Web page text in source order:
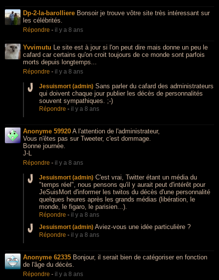
Dp-2-la-barolliere Bonsoir je trouve vôtre site très intéressant sur
les célébrités.
Répondre - il y a 8 ans
Yvvimutu Le site est à jour si l'on peut dire mais donne un peu le
cafard car certains qu'on croit toujours de ce monde sont parfois
morts depuis longtemps...
Répondre - il y a 8 ans
Jesuismort (admin) Sans parler du cafard des administrateurs
qui doivent chaque jour publier les décès de personnalités
souvent sympathiques. ;-)
Répondre - il y a 8 ans
Anonyme 59920 A l'attention de l'administrateur,
Vous n'êtes pas sur Tweeter, c'est dommage.
Bonne journée.
J-L
Répondre - il y a 8 ans
Jesuismort (admin) C'est vrai, Twitter étant un média du
"temps réel", nous pensons qu'il y aurait peut d'intérêt pour
JeSuisMort d'informer les twitos du décès d'une personnalité
quelques heures après les grands médias (libération, le
monde, le figaro, le parisien...).
Répondre - il y a 8 ans
Jesuismort (admin) Aviez-vous une idée particulière ?
Répondre - il y a 8 ans
Anonyme 62335 Bonjour, il serait bien de catégoriser en fonction
de l'âge du décès.
Répondre - il y a 8 ans